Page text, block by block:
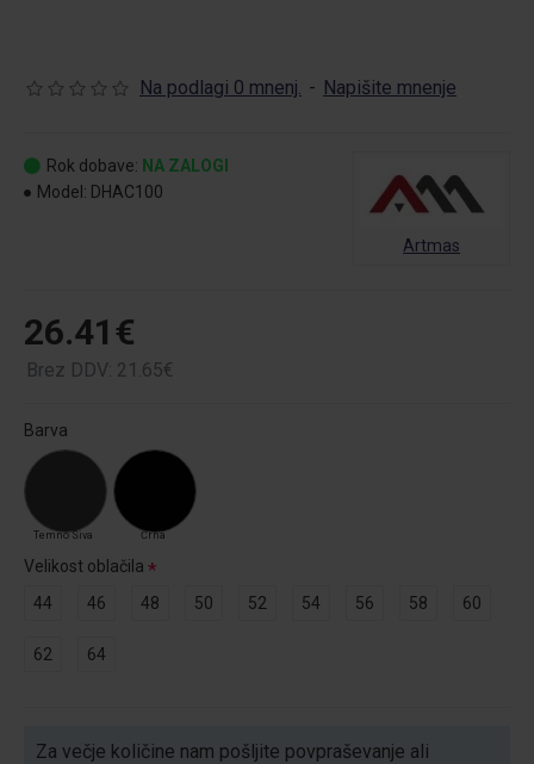
Na podlagi 0 mnenj. - Napišite mnenje
26.41€
Brez DDV: 21.65€
Rok dobave: NA ZALOGI
Model: DHAC100
Artmas
Barva
Temno Siva Črna
Velikost oblačila
44
46 48 50 52 54 56 58 60
62 64
Za večje količine nam pošljite povpraševanje ali